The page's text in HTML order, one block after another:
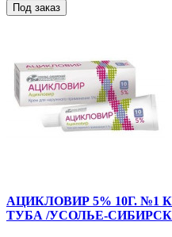
Под заказ
АЦИКЛОВИР 5% 10Г.
ТУБА /УСОЛЬЕ-